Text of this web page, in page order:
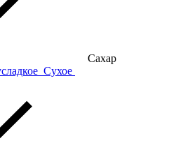
Сахар
Сухое